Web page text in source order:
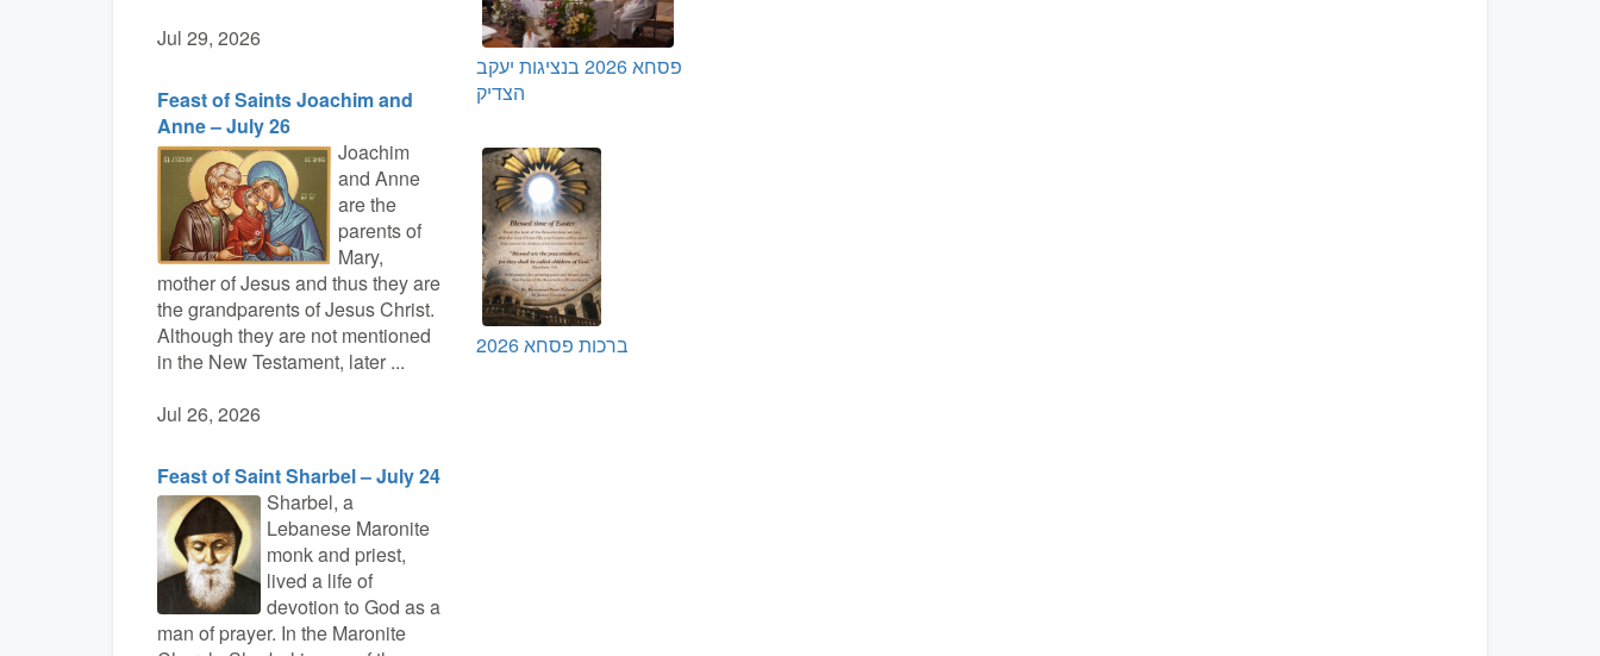
Jul 29, 2026
Feast of Saints Joachim and
Anne – July 26
Joachim
and Anne
are the
parents of
Mary,
mother of Jesus and thus they are
the grandparents of Jesus Christ.
Although they are not mentioned
in the New Testament, later ...
Jul 26, 2026
Feast of Saint Sharbel – July 24
Sharbel, a
Lebanese Maronite
monk and priest,
lived a life of
devotion to God as a
man of prayer. In the Maronite
פסחא 2026 בנציגות יעקב
הצדיק
ברכות פסחא 2026